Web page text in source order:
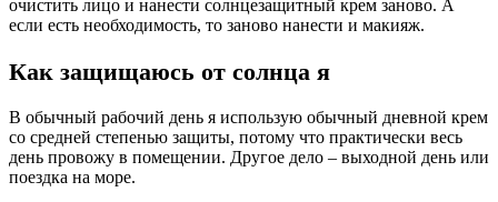
очистить лицо и нанести солнцезащитный крем заново. А
если есть необходимость, то заново нанести и макияж.
Как защищаюсь от солнца я
В обычный рабочий день я использую обычный дневной крем
со средней степенью защиты, потому что практически весь
день провожу в помещении. Другое дело – выходной день или
поездка на море.